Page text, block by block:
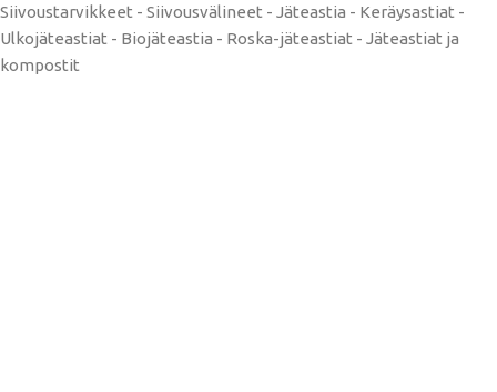
Siivoustarvikkeet - Siivousvälineet - Jäteastia - Keräysastiat -
Ulkojäteastiat - Biojäteastia - Roska-jäteastiat - Jäteastiat ja
kompostit